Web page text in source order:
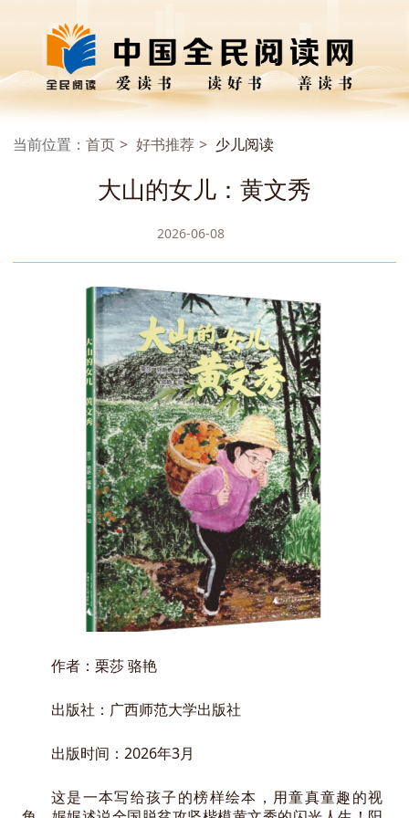
当前位置： 首页 好书推荐 少儿阅读
大山的女儿：黄文秀
2026-06-08
作者：栗莎 骆艳
出版社：广西师范大学出版社
出版时间：2026年3月
这是一本写给孩子的榜样绘本，用童真童趣的视